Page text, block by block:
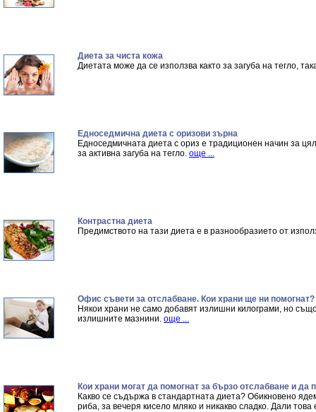
Диета за чиста кожа
Диетата може да се използва както за загуба на тегло,
Едноседмична диета с оризови зърна
Едноседмичната диета с ориз е традиционен начин за
за активна загуба на тегло. още ...
Контрастна диета
Предимството на тази диета е в разнообразието от
Офис съвети за отслабване. Кои храни ще ни помогнат?
Някои храни не само добавят излишни килограми, но
излишните мазнини. още ...
Кои храни могат да помогнат за бързо отслабване и да
Какво се съдържа в стандартната диета? Обикновено
риба, за вечеря кисело мляко и никакво сладко. Дали